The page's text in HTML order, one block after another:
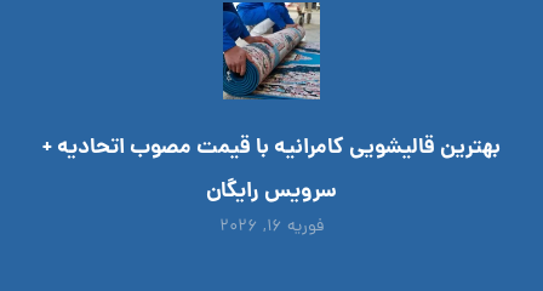
بهترین قالیشویی کامرانیه با قیمت مصوب اتحادیه +
سرویس رایگان
فوریه ۱۶, ۲۰۲۶